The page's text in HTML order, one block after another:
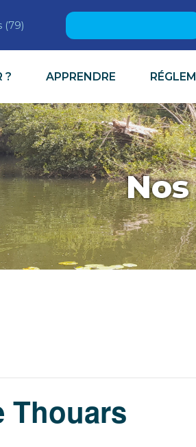
(79)
Rechercher :
? APPRENDRE
Thouars